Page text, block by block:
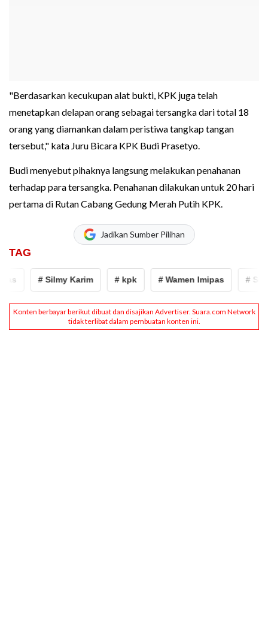
"Berdasarkan kecukupan alat bukti, KPK juga telah
menetapkan delapan orang sebagai tersangka dari total 18
orang yang diamankan dalam peristiwa tangkap tangan
tersebut," kata Juru Bicara KPK Budi Prasetyo.
Budi menyebut pihaknya langsung melakukan penahanan
terhadap para tersangka. Penahanan dilakukan untuk 20 hari
pertama di Rutan Cabang Gedung Merah Putih KPK.
Jadikan Sumber Pilihan
TAG
# Silmy Karim # kpk # Wamen Imipas #